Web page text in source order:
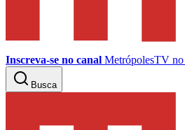
Inscreva-se no canal MetrópolesTV no
Busca